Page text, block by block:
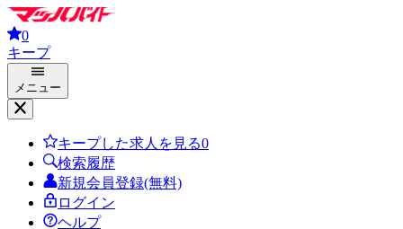
0
キープ
メニュー
キープした求人を見る0
検索履歴
新規会員登録(無料)
ログイン
ヘルプ